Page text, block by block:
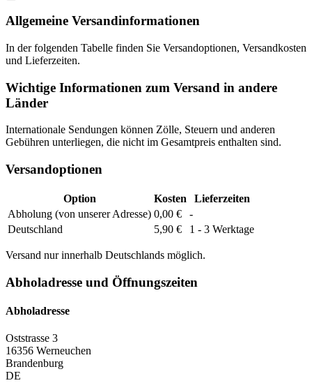
Allgemeine Versandinformationen
In der folgenden Tabelle finden Sie Versandoptionen, Versandkosten
und Lieferzeiten.
Wichtige Informationen zum Versand in andere
Länder
Internationale Sendungen können Zölle, Steuern und anderen
Gebühren unterliegen, die nicht im Gesamtpreis enthalten sind.
Versandoptionen
Option Kosten
Lieferzeiten
Abholung (von unserer Adresse) 0,00 €
-
Deutschland
5,90 € 1 - 3 Werktage
Versand nur innerhalb Deutschlands möglich.
Abholadresse und Öffnungszeiten
Abholadresse
Oststrasse 3
16356 Werneuchen
Brandenburg
DE